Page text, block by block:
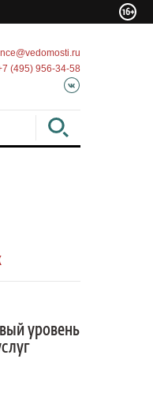
(495) 956-34-58
уровень